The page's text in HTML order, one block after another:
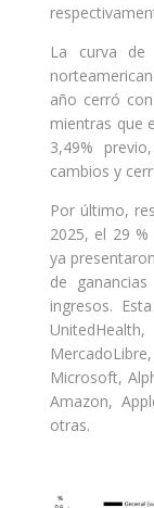
La curva de
año cerró
mientras que
3,49%
cambios y
Por último,
2025, el 29
ya
de
ingresos.
Microsoft,
Amazon,
otras.